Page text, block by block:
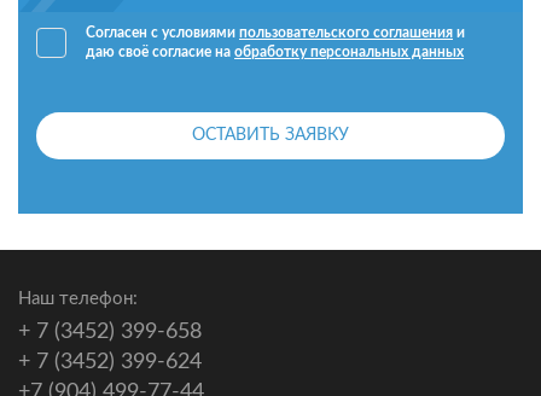
Согласен с условиями пользовательского соглашения и
даю своё согласие на обработку персональных данных
ОСТАВИТЬ ЗАЯВКУ
Наш телефон:
+ 7 (3452) 399-658
+ 7 (3452) 399-624